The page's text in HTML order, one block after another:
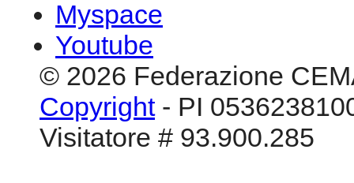
Myspace
Youtube
© 2026 Federazione
Copyright- PI
Visitatore # 93.900.285